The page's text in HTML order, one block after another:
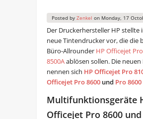
Posted by Zenkel on Monday, 17
Der Druckerhersteller HP stellte
neue Tintendrucker vor, die die
Büro-Allrounder HP Officejet
8500Aablösen sollen. Die neuen
nennen sich HP Officejet Pro
Officejet Pro 8600und Pro
Multifunktionsgeräte
Officejet Pro 8600